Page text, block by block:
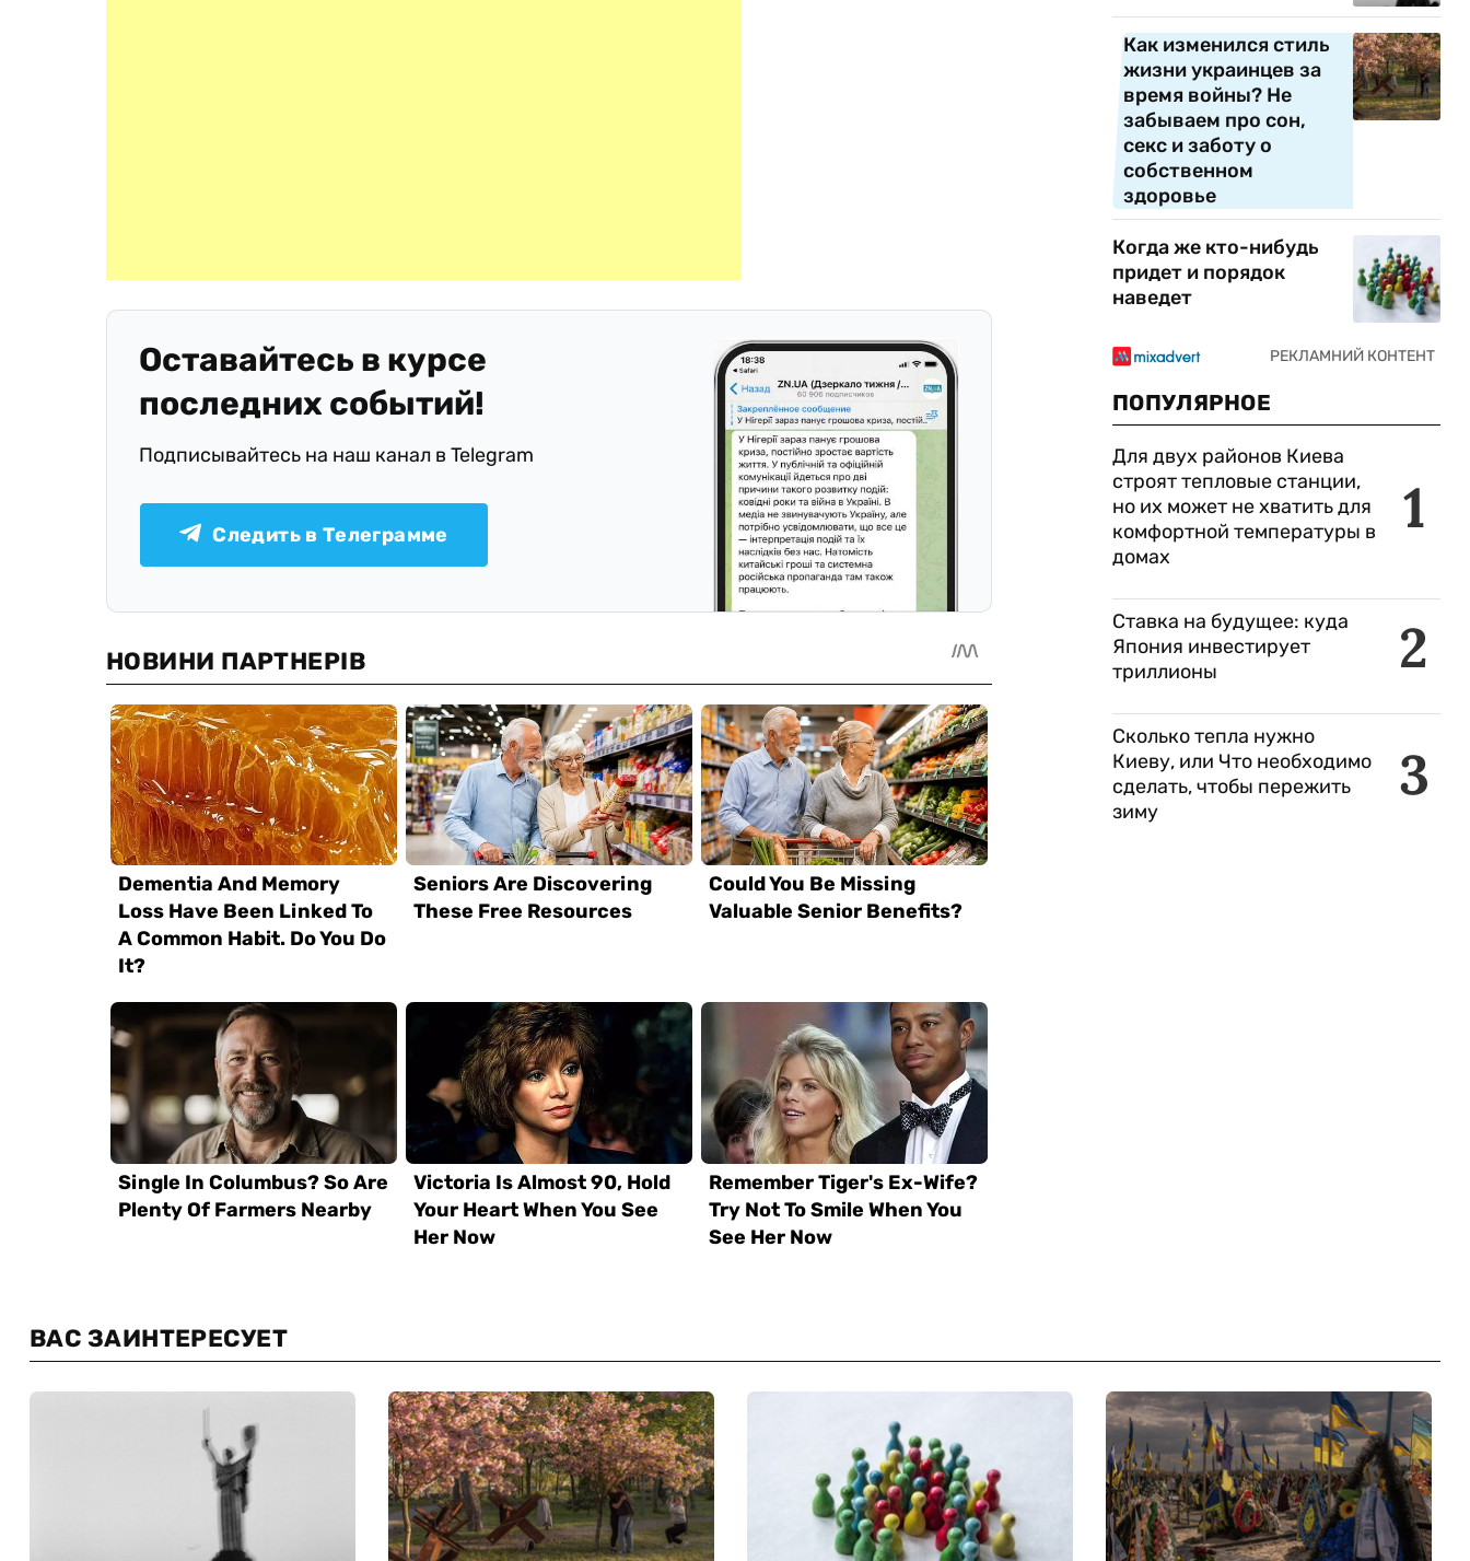
Оставайтесь в курсе
последних событий!
Подписывайтесь на наш канал в Telegram
Следить в Телеграмме
Как изменился стиль
жизни украинцев за
время войны? Не
забываем про сон,
секс и заботу о
собственном
здоровье
Когда же кто-нибудь
придет и порядок
наведет
ПОПУЛЯРНОЕ
1
Для двух районов Киева
строят тепловые станции,
но их может не хватить для
комфортной температуры в
домах
2
Ставка на будущее: куда
Япония инвестирует
триллионы
3
Сколько тепла нужно
Киеву, или Что необходимо
сделать, чтобы пережить
зиму
ВАС ЗАИНТЕРЕСУЕТ